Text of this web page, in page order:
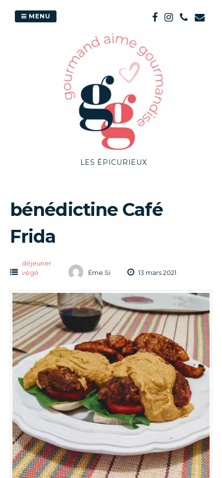
LES ÉPICURIEUX
MENU
bénédictine Café
Frida
déjeuner
végé
Ëme.Si 13 mars 2021